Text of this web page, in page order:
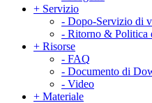
+ Servizio
- Dopo-Servizio di
- Ritorno & Politica
+ Risorse
- FAQ
- Documento di
- Video
+ Materiale